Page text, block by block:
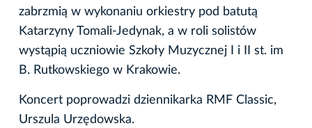
zabrzmią w wykonaniu orkiestry pod batutą
Katarzyny Tomali-Jedynak, a w roli solistów
wystąpią uczniowie Szkoły Muzycznej I i II st. im
B. Rutkowskiego w Krakowie.
Koncert poprowadzi dziennikarka RMF Classic,
Urszula Urzędowska.